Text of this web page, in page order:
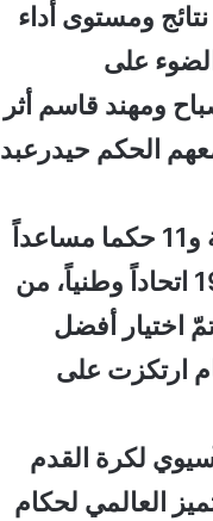
ومستوى أداء
على
ومهند قاسم أثر
الحكم حيدرعبد
وكانت قائمة الحكام المُعلن عنها ضمّت 12 حكماً عربياً للساحة و11 حكما مساعداً
من مجمل قائمة حكام البطولة التي سمّت 60 حكاماً يمثلون 19 اتحاداً وطنياً، من
اختيار أفضل
ارتكزت على
لكرة القدم
العالمي لحكام